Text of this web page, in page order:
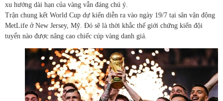
xu hướng dài hạn của vàng vẫn đáng chú ý.
Trận chung kết World Cup dự kiến diễn ra vào ngày 19/7 tại sân vận động
MetLife ở New Jersey, Mỹ. Đó sẽ là thời khắc thế giới chứng kiến đội
tuyển nào được nâng cao chiếc cúp vàng danh giá.